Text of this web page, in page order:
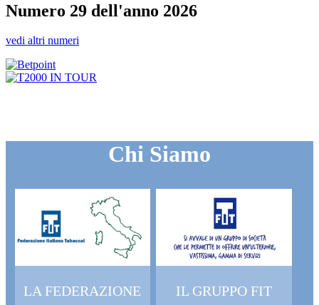
Numero 29 dell'anno 2026
vedi altri numeri
Chi Siamo
LA FEDERAZIONE IL GRUPPO FIT